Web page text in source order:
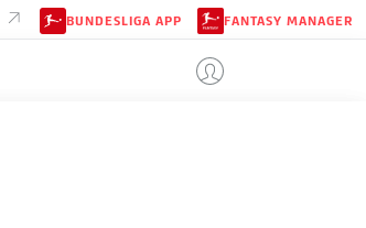
BUNDESLIGA APP FANTASY MANAGER